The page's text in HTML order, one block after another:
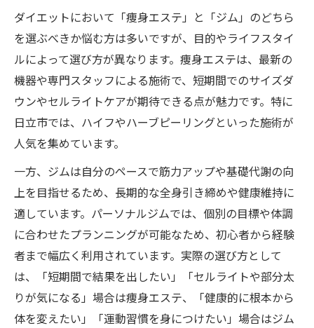
全身引き締めを維持するコツと注意点
日立市で実践するリバウンド対策法
ダイエット後もキープする食事と運動
無理のない全身ダイエット継続の工夫
ダイエットにおいて「痩身エステ」と「ジム」のどちら
を選ぶべきか悩む方は多いですが、目的やライフスタイ
ルによって選び方が異なります。痩身エステは、最新の
機器や専門スタッフによる施術で、短期間でのサイズダ
ウンやセルライトケアが期待できる点が魅力です。特に
日立市では、ハイフやハーブピーリングといった施術が
人気を集めています。
一方、ジムは自分のペースで筋力アップや基礎代謝の向
上を目指せるため、長期的な全身引き締めや健康維持に
適しています。パーソナルジムでは、個別の目標や体調
に合わせたプランニングが可能なため、初心者から経験
者まで幅広く利用されています。実際の選び方として
は、「短期間で結果を出したい」「セルライトや部分太
りが気になる」場合は痩身エステ、「健康的に根本から
体を変えたい」「運動習慣を身につけたい」場合はジム